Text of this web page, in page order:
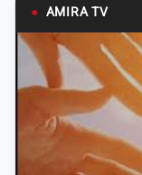
● AMIRA TV